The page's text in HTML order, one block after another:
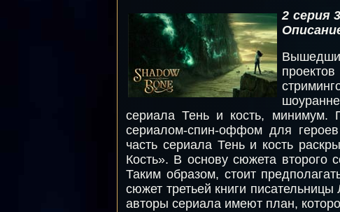
2 серия
сериала Тень и кость, минимум.
сериалом-спин-оффом для
часть сериала Тень и кость
Кость». В основу сюжета второго
Таким образом, стоит
сюжет третьей книги
авторы сериала имеют план,